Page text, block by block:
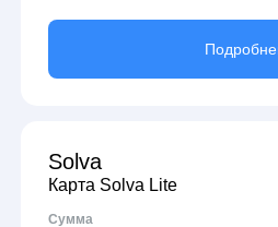
Solva
Карта Solva Lite
Сумма